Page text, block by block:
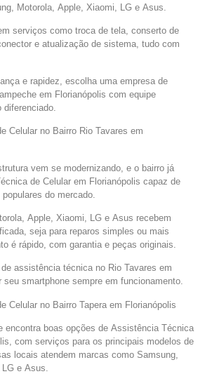
Motorola, Apple, Xiaomi, LG e Asus.
serviços como troca de tela, conserto de
e atualização de sistema, tudo com
e rapidez, escolha uma empresa de
em Florianópolis com equipe
Celular no Bairro Rio Tavares em
vem se modernizando, e o bairro já
de Celular em Florianópolis capaz de
do mercado.
Apple, Xiaomi, LG e Asus recebem
seja para reparos simples ou mais
é rápido, com garantia e peças originais.
assistência técnica no Rio Tavares em
seu smartphone sempre em funcionamento.
Celular no Bairro Tapera em Florianópolis
encontra boas opções de Assistência Técnica
com serviços para os principais modelos de
locais atendem marcas como Samsung,
e Asus.